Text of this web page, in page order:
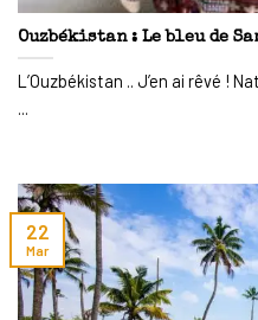
Ouzbékistan : Le bleu de
L’Ouzbékistan .. J’en ai rêvé !
...
22
Mar